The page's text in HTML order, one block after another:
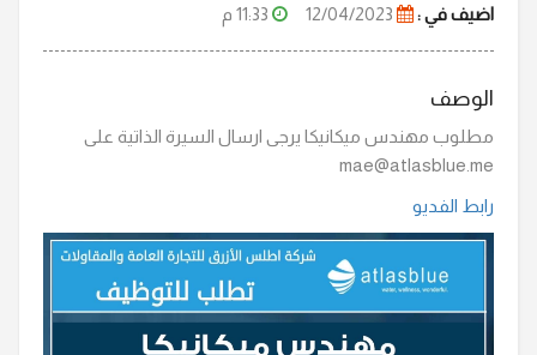
اضيف في :
الوصف
مطلوب مهندس ميكانيكا يرجى ارسال السيرة الذاتية على
mae@atlasblue.me
رابط الفديو